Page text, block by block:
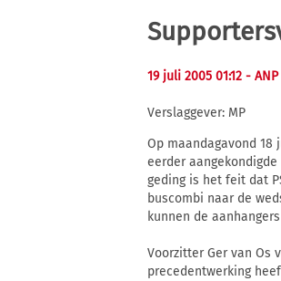
19 juli 2005 01:12 - ANP
Verslaggever: MP
Op maandagavond
eerder
geding is het feit dat
buscombi naar de
kunnen de
Voorzitter Ger van Os
precedentwerking